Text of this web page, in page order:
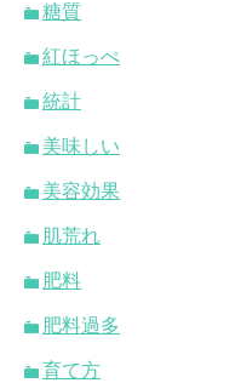
糖質
紅ほっぺ
統計
美味しい
美容効果
肌荒れ
肥料
肥料過多
育て方